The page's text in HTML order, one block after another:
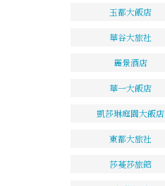
玉都大飯店
華谷大旅社
麗景酒店
華一大飯店
凱莎琳庭園大飯店
東都大旅社
莎蔓莎旅館